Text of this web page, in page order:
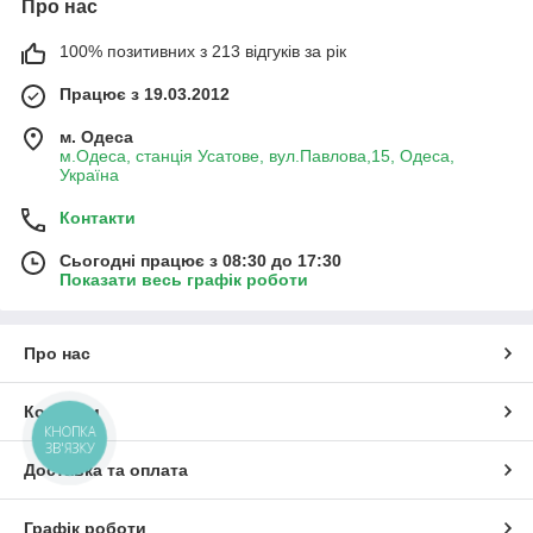
Про нас
100% позитивних з 213 відгуків за рік
Працює з 19.03.2012
м. Одеса
м.Одеса, станція Усатове, вул.Павлова,15, Одеса,
Україна
Контакти
Сьогодні працює з 08:30 до 17:30
Показати весь графік роботи
Про нас
Контакти
Доставка та оплата
Графік роботи
КНОПКА
ЗВ'ЯЗКУ